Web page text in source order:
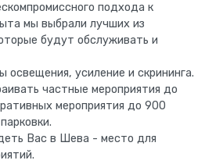
подхода к
мы выбрали лучших из
будут обслуживать и
освещения, усиление и скрининга.
частные мероприятия до
мероприятия до 900
Вас в Шева - место для